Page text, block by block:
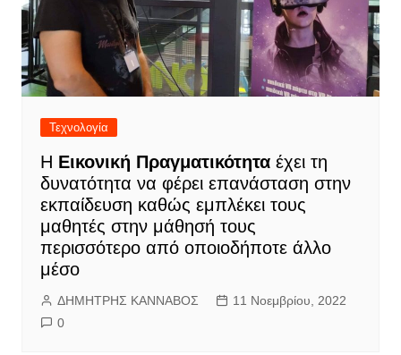
Τεχνολογία
Η Εικονική Πραγματικότηταέχει τη
δυνατότητα να φέρει επανάσταση στην
εκπαίδευση καθώς εμπλέκει τους
μαθητές στην μάθησή τους
περισσότερο από οποιοδήποτε άλλο
μέσο
ΔΗΜΗΤΡΗΣ ΚΑΝΝΑΒΟΣ
11 Νοεμβρίου, 2022
0